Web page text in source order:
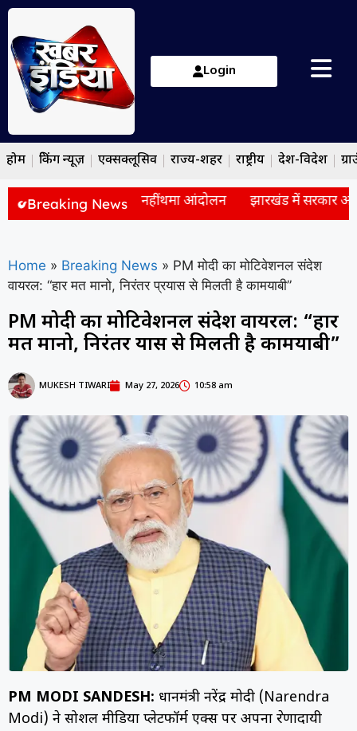
Login
होम ब्रेकिंग न्यूज़ एक्सक्लूसिव राज्य-शहर राष्ट्रीय देश-विदेश
Breaking News
सरकार से बैठक के बाद भी नहीं थमा आंदोलन झारखंड में सरकार और
Home » Breaking News » PM मोदी का मोटिवेशनल संदेश
वायरल: “हार मत मानो, निरंतर प्रयास से मिलती है कामयाबी”
PM मोदी का मोटिवेशनल संदेश वायरल: “हार
मत मानो, निरंतर प्रयास से मिलती है कामयाबी”
MUKESH TIWARI May 27, 2026 10:58 am
PM MODI SANDESH: प्रधानमंत्री नरेंद्र मोदी (Narendra
Modi) ने सोशल मीडिया प्लेटफॉर्म एक्स पर अपना प्रेरणादायी